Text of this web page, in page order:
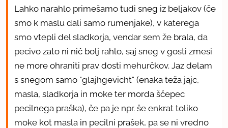
Lahko narahlo primešamo tudi sneg iz beljakov (če
smo k maslu dali samo rumenjake), v katerega
smo vtepli del sladkorja, vendar sem že brala, da
pecivo zato ni nič bolj rahlo, saj sneg v gosti zmesi
ne more ohraniti prav dosti mehurčkov. Jaz delam
s snegom samo "glajhgevicht" (enaka teža jajc,
masla, sladkorja in moke ter morda ščepec
pecilnega praška), če pa je npr. še enkrat toliko
moke kot masla in pecilni prašek, pa se ni vredno